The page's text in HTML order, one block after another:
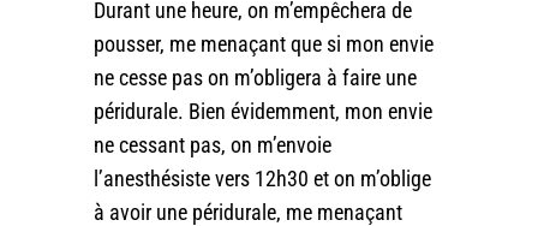
Durant une heure, on m’empêchera de
pousser, me menaçant que si mon envie
ne cesse pas on m’obligera à faire une
péridurale. Bien évidemment, mon envie
ne cessant pas, on m’envoie
l’anesthésiste vers 12h30 et on m’oblige
à avoir une péridurale, me menaçant